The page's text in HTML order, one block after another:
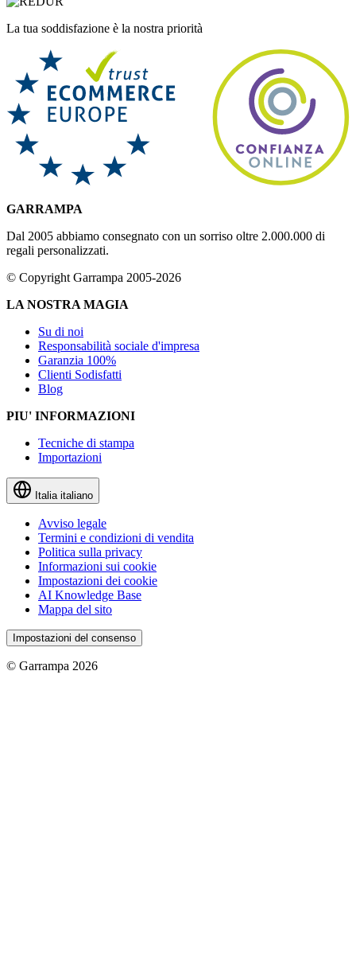
La tua soddisfazione è la nostra priorità
GARRAMPA
Dal 2005 abbiamo consegnato con un sorriso oltre 2.000.000 di
regali personalizzati.
© Copyright Garrampa 2005-2026
LA NOSTRA MAGIA
Su di noi
Responsabilità sociale d'impresa
Garanzia 100%
Clienti Sodisfatti
Blog
PIU' INFORMAZIONI
Tecniche di stampa
Importazioni
Italia italiano
Avviso legale
Termini e condizioni di vendita
Politica sulla privacy
Informazioni sui cookie
Impostazioni dei cookie
AI Knowledge Base
Mappa del sito
Impostazioni del consenso
© Garrampa 2026